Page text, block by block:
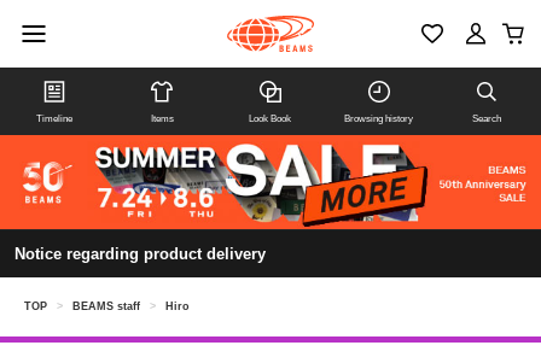
Timeline Items Look Book Browsing history Search
Notice regarding product delivery
TOP > BEAMS staff > Hiro